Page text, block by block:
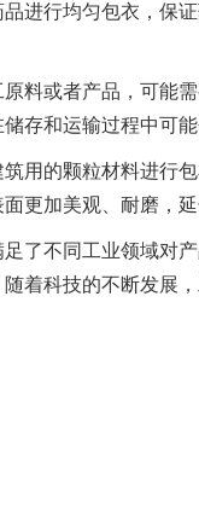
进行均匀包衣，保
料或者产品，可能
存和运输过程中可
用的颗粒材料进行
更加美观、耐磨，延
了不同工业领域对
着科技的不断发展